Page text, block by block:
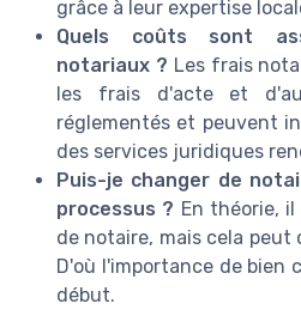
grâce à leur expertise
Quels coûts sont
notariaux ? Les frais
les frais d'acte et
réglementés et peuvent
des services juridiques
Puis-je changer de
processus ? En théorie,
de notaire, mais cela peut
D'où l'importance de bien
début.